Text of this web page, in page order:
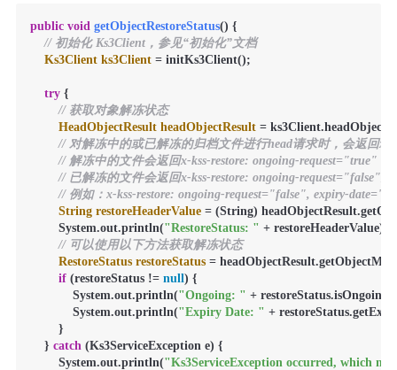
public void getObjectRestoreStatus() {
// 初始化 Ks3Client，参见“初始化”文档
Ks3Client ks3Client = initKs3Client();
try {
// 获取对象解冻状态
HeadObjectResult headObjectResult = ks3Client.headObject(
// 对解冻中的或已解冻的归档文件进行head请求时，会返回x-
// 解冻中的文件会返回x-kss-restore: ongoing-request="true"
// 已解冻的文件会返回x-kss-restore: ongoing-request="false"
// 例如：x-kss-restore: ongoing-request="false", expiry-
String restoreHeaderValue = (String)
        System.out.println(
"RestoreStatus: " + restoreHeaderValue);
// 可以使用以下方法获取解冻状态
RestoreStatus restoreStatus =
if (restoreStatus != null) {
            System.out.println(
"Ongoing: " +
            System.out.println(
"Expiry Date: " +
        }
    }
catch (Ks3ServiceException e) {
        System.out.println(
"Ks3ServiceException occurred, which